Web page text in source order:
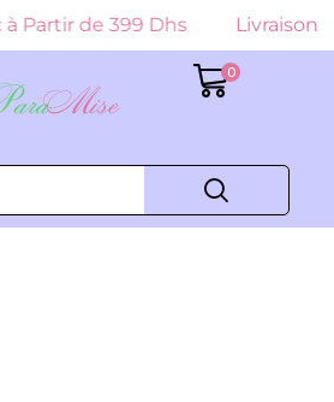
à Partir de 399 Dhs Livraison
0